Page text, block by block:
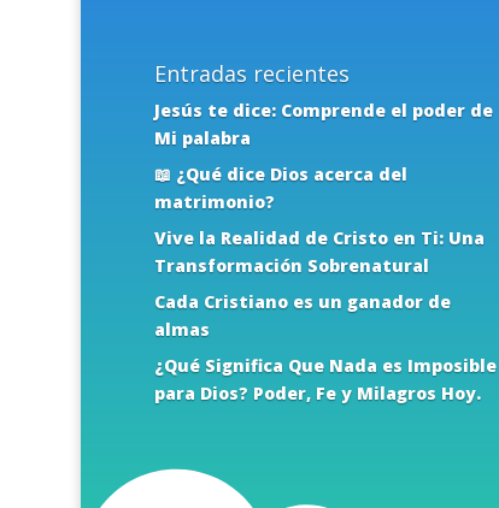
Entradas recientes
Jesús te dice: Comprende el poder de
Mi palabra
📖 ¿Qué dice Dios acerca del
matrimonio?
Vive la Realidad de Cristo en Ti: Una
Transformación Sobrenatural
Cada Cristiano es un ganador de
almas
¿Qué Significa Que Nada es Imposible
para Dios? Poder, Fe y Milagros Hoy.